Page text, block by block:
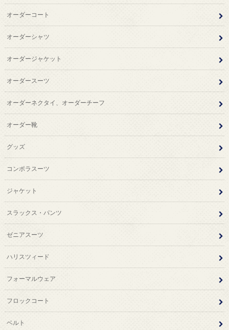
オーダーコート
オーダーシャツ
オーダージャケット
オーダースーツ
オーダーネクタイ、オーダーチーフ
オーダー靴
グッズ
コンポラスーツ
ジャケット
スラックス・パンツ
ゼニアスーツ
ハリスツィード
フォーマルウェア
フロックコート
ベルト